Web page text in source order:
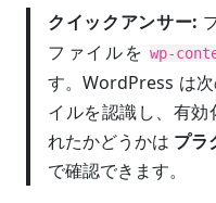
クイックアンサー:
ファイルを wp-
す。WordPress は
イルを認識し、有効
れたかどうかは プラ
で確認できます。